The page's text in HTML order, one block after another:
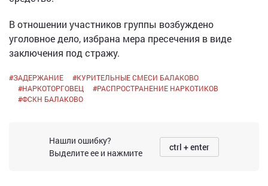
В отношении участников группы возбуждено
уголовное дело, избрана мера пресечения в виде
заключения под стражу.
#ЗАДЕРЖАНИЕ #КУРИТЕЛЬНЫЕ СМЕСИ БАЛАКОВО
#НАРКОТОРГОВЕЦ #РАСПРОСТРАНЕНИЕ НАРКОТИКОВ
#ФСКН БАЛАКОВО
Нашли ошибку?
Выделите ее и нажмите
ctrl + enter